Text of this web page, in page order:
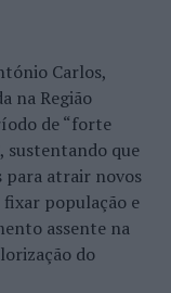
competir para
tentar melhorar
WEVZA. Para
esta
20 [que é uma
a 1ª fase
Carlos,
na Região
de “forte
sustentando que
para atrair novos
população e
assente na
do